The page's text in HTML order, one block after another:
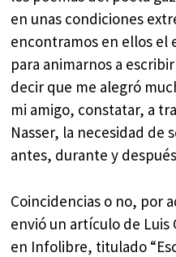
en unas condiciones
encontramos en ellos el
para animarnos a
decir que me alegró
mi amigo, constatar, a
Nasser, la necesidad de
antes, durante y
Coincidencias o no, por
envió un artículo de
en Infolibre, titulado